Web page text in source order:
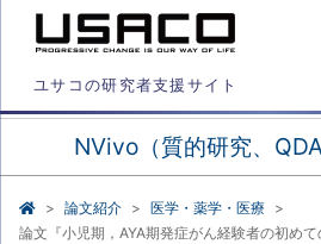
ユサコの研究者支援サイト
NVivo（質的研究、QDA
論文紹介
医学・薬学・医療
論文『小児期，AYA期発症がん経験者の初め